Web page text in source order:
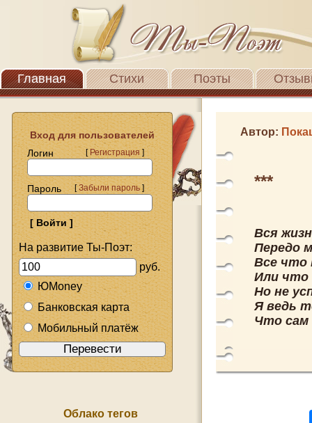
Главная Стихи Поэты
Вход для пользователей
Логин
[Регистрация]
Пароль [Забыли пароль]
На развитие Ты-Поэт:
руб.
ЮMoney
Банковская карта
Мобильный платёж
Облако тегов
Автор:
***
Вся
Передо
Все что
Или что
Но не
Я ведь
Что сам